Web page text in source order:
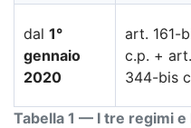
Tabella 1 — I tre regimi e
dal 1°
gennaio
2020
art. 161-
c.p. + art.
344-bis